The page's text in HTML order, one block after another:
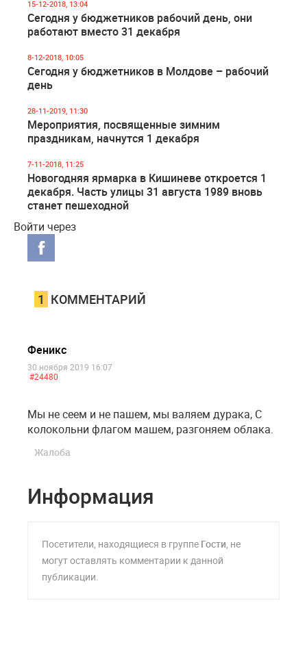
15-12-2018, 13:04
Сегодня у бюджетников рабочий день, они
работают вместо 31 декабря
8-12-2018, 10:05
Сегодня у бюджетников в Молдове – рабочий
день
28-11-2019, 11:30
Мероприятия, посвященные зимним
праздникам, начнутся 1 декабря
7-11-2018, 11:25
Новогодняя ярмарка в Кишиневе откроется 1
декабря. Часть улицы 31 августа 1989 вновь
станет пешеходной
Войти через
1 КОММЕНТАРИЙ
Феникс
30 ноября 2019 16:07
#24480
Мы не сеем и не пашем, мы валяем дурака, С
колокольни флагом машем, разгоняем облака.
Жалоба
Информация
Посетители, находящиеся в группе Гости, не
могут оставлять комментарии к данной
публикации.